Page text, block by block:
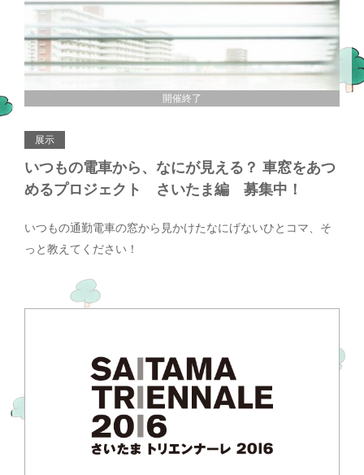
開催終了
展示
いつもの電車から、なにが見える？ 車窓をあつ
めるプロジェクト さいたま編 募集中！
いつもの通勤電車の窓から見かけたなにげないひとコマ、そ
っと教えてください！